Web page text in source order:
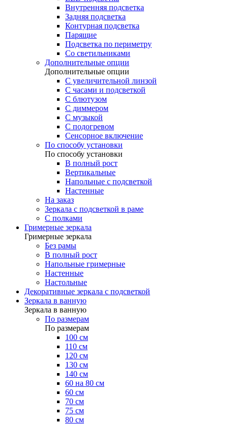
Внутренняя подсветка
Задняя подсветка
Контурная подсветка
Парящие
Подсветка по периметру
Со светильниками
Дополнительные опции
Дополнительные опции
C увеличительной линзой
C часами и подсветкой
С блютузом
С диммером
С музыкой
С подогревом
Сенсорное включение
По способу установки
По способу установки
В полный рост
Вертикальные
Напольные с подсветкой
Настенные
На заказ
Зеркала с подсветкой в раме
С полками
Гримерные зеркала
Гримерные зеркала
Без рамы
В полный рост
Напольные гримерные
Настенные
Настольные
Декоративные зеркала с подсветкой
Зеркала в ванную
Зеркала в ванную
По размерам
По размерам
100 см
110 см
120 см
130 см
140 см
60 на 80 см
60 см
70 см
75 см
80 см